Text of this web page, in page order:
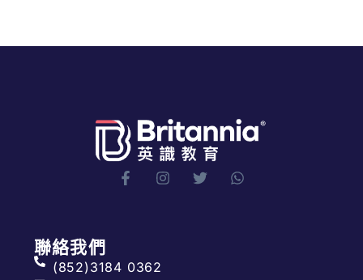
聯絡我們
(852)3184 0362